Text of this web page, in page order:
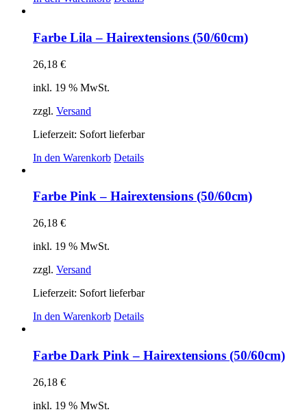
Farbe Lila – Hairextensions (50/60cm)
26,18 €
inkl. 19 % MwSt.
zzgl. Versand
Lieferzeit: Sofort lieferbar
In den Warenkorb Details
Farbe Pink – Hairextensions (50/60cm)
26,18 €
inkl. 19 % MwSt.
zzgl. Versand
Lieferzeit: Sofort lieferbar
In den Warenkorb Details
Farbe Dark Pink – Hairextensions (50/60cm)
26,18 €
inkl. 19 % MwSt.